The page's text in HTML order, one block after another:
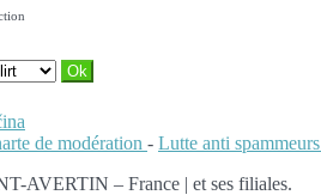
de modération - Lutte anti spammeurs
AVERTIN – France | et ses filiales.